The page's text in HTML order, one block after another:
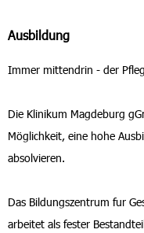
Ausbildung
Immer mittendrin - der
Die Klinikum Magdeburg
Möglichkeit, eine hohe
absolvieren.
Das Bildungszentrum fur
arbeitet als fester